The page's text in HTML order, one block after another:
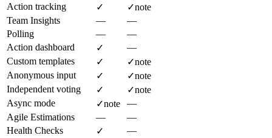
Action tracking ✓ ✓note
Team Insights
—
—
Polling
—
—
Action dashboard
✓
—
Custom templates
✓ ✓note
Anonymous input
✓ ✓note
Independent voting
✓ ✓note
Async mode
✓note
—
Agile Estimations
—
—
Health Checks
✓
—